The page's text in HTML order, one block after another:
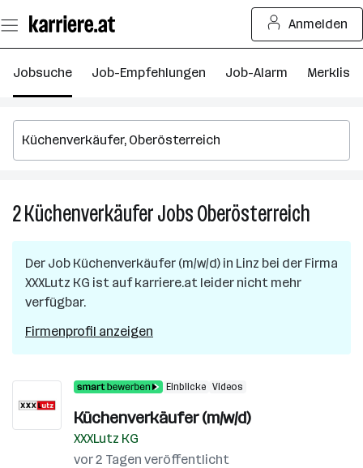
Seiteninhalt
springen
Anmelden
Jobsuche Job-Empfehlungen Job-Alarm Merkliste
2KüchenverkäuferJobsOberösterreich
in
Der Job Küchenverkäufer (m/w/d) in Linz bei der Firma
XXXLutz KG ist auf karriere.at leider nicht mehr
verfügbar.
Firmenprofil anzeigen
Einblicke Videos
Küchenverkäufer (m/w/d)
XXXLutz KG
vor 2 Tagen veröffentlicht